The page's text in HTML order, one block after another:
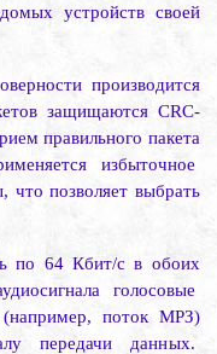
устройств своей
производится
защищаются CRC-
правильного пакета
избыточное
что позволяет выбрать
по 64 Кбит/с в обоих
голосовые
(например, поток МРЗ)
передачи данных.